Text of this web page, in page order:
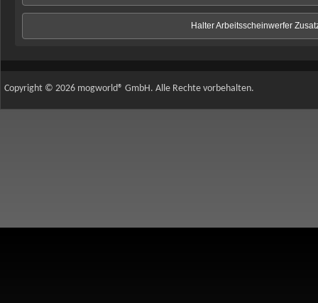
Halter Arbeitsscheinwerfer
Copyright © 2026 mogworld® GmbH. Alle Rechte vorbehalten.